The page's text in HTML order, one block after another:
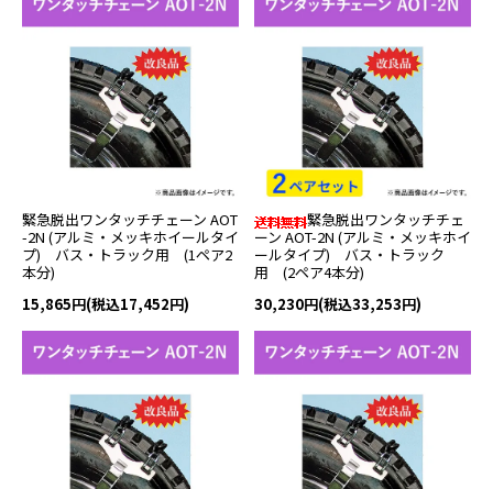
緊急脱出ワンタッチチェーン AOT
-2N (アルミ・メッキホイールタイ
プ) バス・トラック用 (1ペア2
本分)
15,865円(税込17,452円)
緊急脱出ワンタッチチェ
ーン AOT-2N (アルミ・メッキホイ
ールタイプ) バス・トラック
用 (2ペア4本分)
30,230円(税込33,253円)